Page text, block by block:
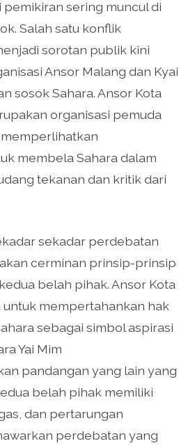
pemikiran sering muncul di
Salah satu konflik
sorotan publik kini
Ansor Malang dan Kyai
sosok Sahara. Ansor Kota
organisasi pemuda
membela Sahara dalam
tekanan dan kritik dari
sekadar perdebatan
cerminan prinsip-prinsip
belah pihak. Ansor Kota
untuk mempertahankan hak
sebagai simbol aspirasi
Yai Mim
pandangan yang lain yang
belah pihak memiliki
dan pertarungan
perdebatan yang